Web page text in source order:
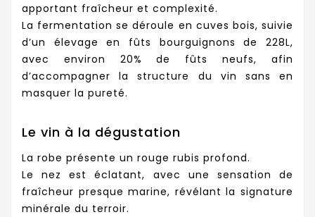
apportant fraîcheur et complexité.
La fermentation se déroule en cuves bois, suivie
d’un élevage en fûts bourguignons de 228L,
avec environ 20% de fûts neufs, afin
d’accompagner la structure du vin sans en
masquer la pureté.
Le vin à la dégustation
La robe présente un rouge rubis profond.
Le nez est éclatant, avec une sensation de
fraîcheur presque marine, révélant la signature
minérale du terroir.